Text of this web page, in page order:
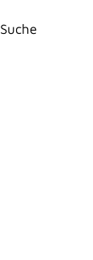
Suche